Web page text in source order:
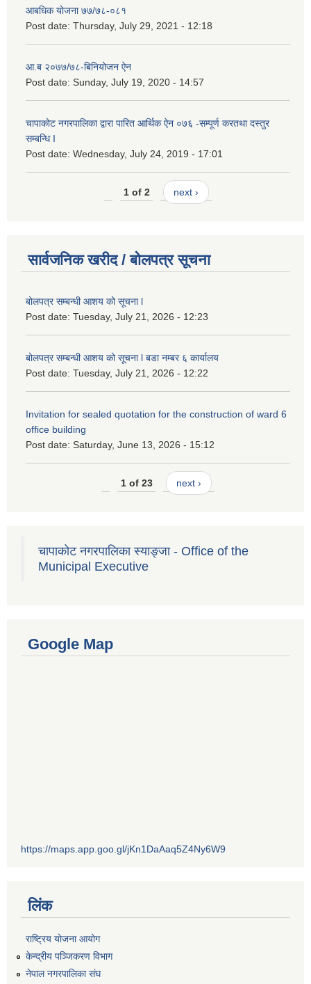
आबधिक योजना ७७/७८-०८१
Post date: Thursday, July 29, 2021 - 12:18
आ.ब २०७७/७८-बिनियोजन ऐन
Post date: Sunday, July 19, 2020 - 14:57
चापाकोट नगरपालिका द्वारा पारित आर्थिक ऐन ०७६ -सम्पूर्ण करतथा दस्तुर
सम्बन्धि I
Post date: Wednesday, July 24, 2019 - 17:01
1 of 2 next ›
सार्वजनिक खरीद / बोलपत्र सूचना
बोलपत्र सम्बन्धी आशय को सूचना l
Post date: Tuesday, July 21, 2026 - 12:23
बोलपत्र सम्बन्धी आशय को सूचना l बडा नम्बर ६ कार्यालय
Post date: Tuesday, July 21, 2026 - 12:22
Invitation for sealed quotation for the construction of ward 6
office building
Post date: Saturday, June 13, 2026 - 15:12
1 of 23 next ›
चापाकोट नगरपालिका स्याङ्जा - Office of the
Municipal Executive
Google Map
https://maps.app.goo.gl/jKn1DaAaq5Z4Ny6W9
लिंक
राष्ट्रिय योजना आयोग
केन्द्रीय पञ्जिकरण विभाग
नेपाल नगरपालिका संघ